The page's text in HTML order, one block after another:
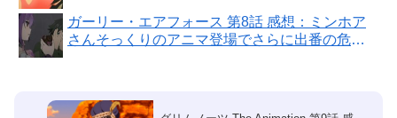
ガーリー・エアフォース 第8話 感想：ミンホア
さんそっくりのアニマ登場でさらに出番の危